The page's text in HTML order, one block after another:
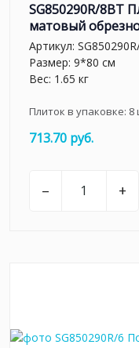
SG850290R/8BT
матовый
Артикул:
Размер: 9*80 см
Вес: 1.65 кг
Плиток в упаковке: 8
713.70 руб.
– +